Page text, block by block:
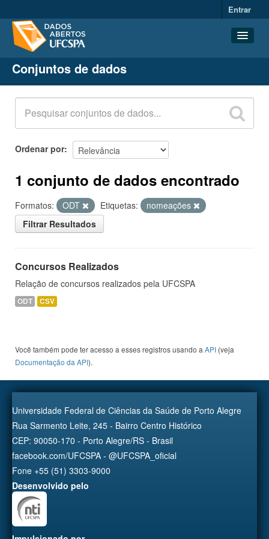
Entrar
Conjuntos de dados
Organizações
Grupos
Sobre
Conjuntos de dados
Ordenar por
1 conjunto de dados encontrado
Formatos: ODT Etiquetas:
nomeações
Filtrar Resultados
Concursos Realizados
Relação de concursos realizados pela UFCSPA
ODT CSV
Você também pode ter acesso a esses registros usando a API (veja
Documentação da API).
Universidade Federal de Ciências da Saúde de Porto Alegre
Rua Sarmento Leite, 245 - Bairro Centro Histórico
CEP: 90050-170 - Porto Alegre/RS - Brasil
facebook.com/UFCSPA - @UFCSPA_oficial
Fone +55 (51) 3303-9000
Desenvolvido pelo